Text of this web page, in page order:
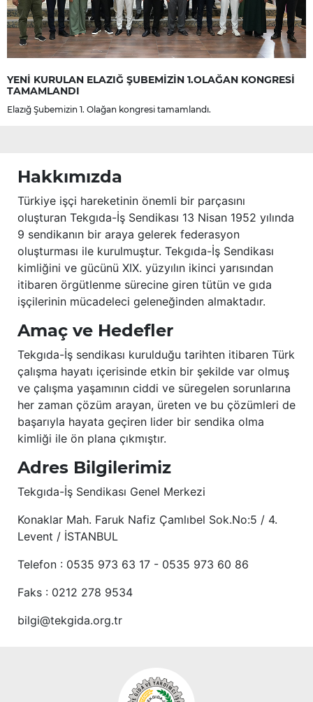
YENİ KURULAN ELAZIĞ ŞUBEMİZİN 1.OLAĞAN KONGRESİ
TAMAMLANDI
Elazığ Şubemizin 1. Olağan kongresi tamamlandı.
Hakkımızda
Türkiye işçi hareketinin önemli bir parçasını
oluşturan Tekgıda-İş Sendikası 13 Nisan 1952 yılında
9 sendikanın bir araya gelerek federasyon
oluşturması ile kurulmuştur. Tekgıda-İş Sendikası
kimliğini ve gücünü XIX. yüzyılın ikinci yarısından
itibaren örgütlenme sürecine giren tütün ve gıda
işçilerinin mücadeleci geleneğinden almaktadır.
Amaç ve Hedefler
Tekgıda-İş sendikası kurulduğu tarihten itibaren Türk
çalışma hayatı içerisinde etkin bir şekilde var olmuş
ve çalışma yaşamının ciddi ve süregelen sorunlarına
her zaman çözüm arayan, üreten ve bu çözümleri de
başarıyla hayata geçiren lider bir sendika olma
kimliği ile ön plana çıkmıştır.
Adres Bilgilerimiz
Tekgıda-İş Sendikası Genel Merkezi
Konaklar Mah. Faruk Nafiz Çamlıbel Sok.No:5 / 4.
Levent / İSTANBUL
Telefon : 0535 973 63 17 - 0535 973 60 86
Faks : 0212 278 9534
bilgi@tekgida.org.tr